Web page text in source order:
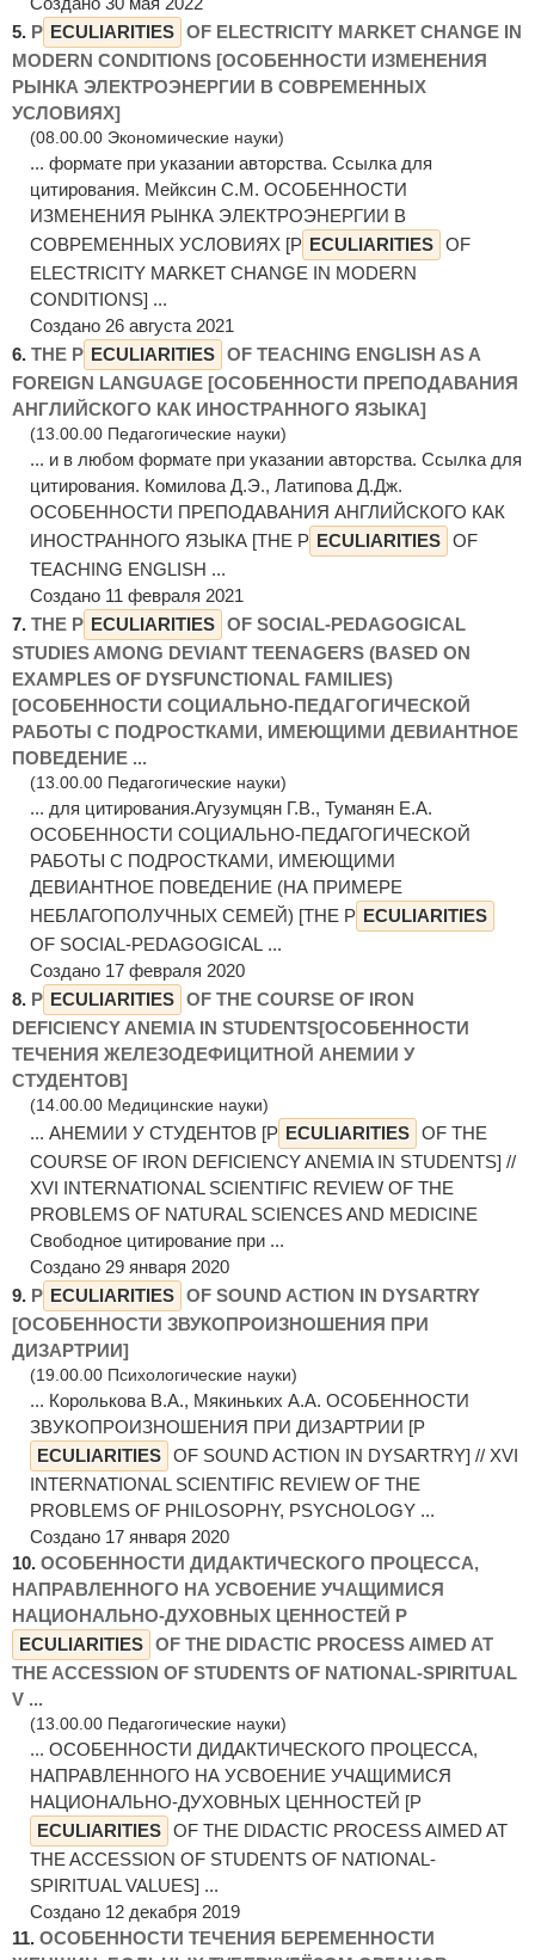
5. P ECULIARITIES OF ELECTRICITY MARKET CHANGE IN
MODERN CONDITIONS [ОСОБЕННОСТИ ИЗМЕНЕНИЯ
РЫНКА ЭЛЕКТРОЭНЕРГИИ В СОВРЕМЕННЫХ
УСЛОВИЯХ]
(08.00.00 Экономические науки)
... формате при указании авторства. Ссылка для
цитирования. Мейксин С.М. ОСОБЕННОСТИ
ИЗМЕНЕНИЯ РЫНКА ЭЛЕКТРОЭНЕРГИИ В
СОВРЕМЕННЫХ УСЛОВИЯХ [P ECULIARITIES OF
ELECTRICITY MARKET CHANGE IN MODERN
CONDITIONS] ...
Создано 26 августа 2021
6. THE P ECULIARITIES OF TEACHING ENGLISH AS A
FOREIGN LANGUAGE [ОСОБЕННОСТИ ПРЕПОДАВАНИЯ
АНГЛИЙСКОГО КАК ИНОСТРАННОГО ЯЗЫКА]
(13.00.00 Педагогические науки)
... и в любом формате при указании авторства. Ссылка для
цитирования. Комилова Д.Э., Латипова Д.Дж.
ОСОБЕННОСТИ ПРЕПОДАВАНИЯ АНГЛИЙСКОГО КАК
ИНОСТРАННОГО ЯЗЫКА [THE P ECULIARITIES OF
TEACHING ENGLISH ...
Создано 11 февраля 2021
7. THE P ECULIARITIES OF SOCIAL-PEDAGOGICAL
STUDIES AMONG DEVIANT TEENAGERS (BASED ON
EXAMPLES OF DYSFUNCTIONAL FAMILIES)
[ОСОБЕННОСТИ СОЦИАЛЬНО-ПЕДАГОГИЧЕСКОЙ
РАБОТЫ С ПОДРОСТКАМИ, ИМЕЮЩИМИ ДЕВИАНТНОЕ
ПОВЕДЕНИЕ ...
(13.00.00 Педагогические науки)
... для цитирования.Агузумцян Г.В., Туманян E.А.
ОСОБЕННОСТИ СОЦИАЛЬНО-ПЕДАГОГИЧЕСКОЙ
РАБОТЫ С ПОДРОСТКАМИ, ИМЕЮЩИМИ
ДЕВИАНТНОЕ ПОВЕДЕНИЕ (НА ПРИМЕРЕ
НЕБЛАГОПОЛУЧНЫХ СЕМЕЙ) [THE P ECULIARITIES
OF SOCIAL-PEDAGOGICAL ...
Создано 17 февраля 2020
8. P ECULIARITIES OF THE COURSE OF IRON
DEFICIENCY ANEMIA IN STUDENTS[ОСОБЕННОСТИ
ТЕЧЕНИЯ ЖЕЛЕЗОДЕФИЦИТНОЙ АНЕМИИ У
СТУДЕНТОВ]
(14.00.00 Медицинские науки)
... АНЕМИИ У СТУДЕНТОВ [P ECULIARITIES OF THE
COURSE OF IRON DEFICIENCY ANEMIA IN STUDENTS] //
XVI INTERNATIONAL SCIENTIFIC REVIEW OF THE
PROBLEMS OF NATURAL SCIENCES AND MEDICINE
Свободное цитирование при ...
Создано 29 января 2020
9. P ECULIARITIES OF SOUND ACTION IN DYSARTRY
[ОСОБЕННОСТИ ЗВУКОПРОИЗНОШЕНИЯ ПРИ
ДИЗАРТРИИ]
(19.00.00 Психологические науки)
... Королькова В.А., Мякиньких А.А. ОСОБЕННОСТИ
ЗВУКОПРОИЗНОШЕНИЯ ПРИ ДИЗАРТРИИ [P
ECULIARITIES OF SOUND ACTION IN DYSARTRY] // XVI
INTERNATIONAL SCIENTIFIC REVIEW OF THE
PROBLEMS OF PHILOSOPHY, PSYCHOLOGY ...
Создано 17 января 2020
10. ОСОБЕННОСТИ ДИДАКТИЧЕСКОГО ПРОЦЕССА,
НАПРАВЛЕННОГО НА УСВОЕНИЕ УЧАЩИМИСЯ
НАЦИОНАЛЬНО-ДУХОВНЫХ ЦЕННОСТЕЙ P
ECULIARITIES OF THE DIDACTIC PROCESS AIMED AT
THE ACCESSION OF STUDENTS OF NATIONAL-SPIRITUAL
V ...
(13.00.00 Педагогические науки)
... ОСОБЕННОСТИ ДИДАКТИЧЕСКОГО ПРОЦЕССА,
НАПРАВЛЕННОГО НА УСВОЕНИЕ УЧАЩИМИСЯ
НАЦИОНАЛЬНО-ДУХОВНЫХ ЦЕННОСТЕЙ [P
ECULIARITIES OF THE DIDACTIC PROCESS AIMED AT
THE ACCESSION OF STUDENTS OF NATIONAL-
SPIRITUAL VALUES] ...
Создано 12 декабря 2019
11. ОСОБЕННОСТИ ТЕЧЕНИЯ БЕРЕМЕННОСТИ